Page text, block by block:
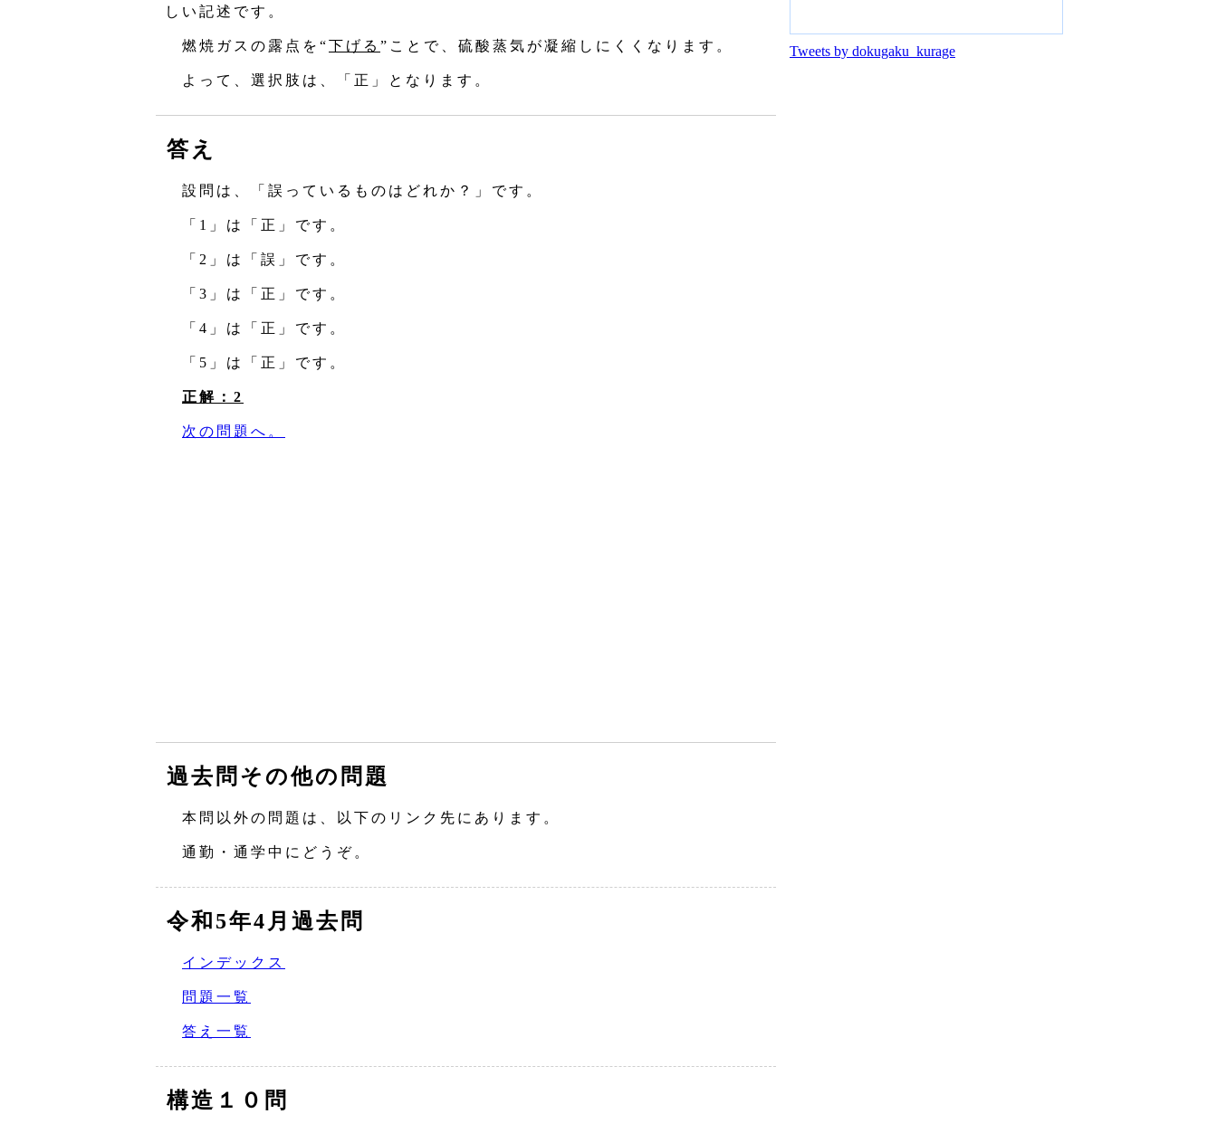
しい記述です。
燃焼ガスの露点を“下げる ”ことで、硫酸蒸気が凝縮しにくくなります。
よって、選択肢は、「正」となります。
答え
設問は、「誤っているものはどれか？」です。
「1」は「正」です。
「2」は「誤」です。
「3」は「正」です。
「4」は「正」です。
「5」は「正」です。
正解：2
次の問題へ。
過去問その他の問題
本問以外の問題は、以下のリンク先にあります。
通勤・通学中にどうぞ。
令和5年4月過去問
インデックス
問題一覧
答え一覧
構造１０問
Tweets by dokugaku_kurage